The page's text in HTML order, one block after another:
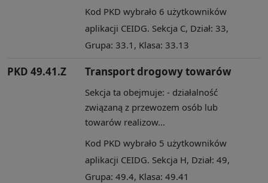
Kod PKD wybrało 6 użytkowników
aplikacji CEIDG. Sekcja C, Dział: 33,
Grupa: 33.1, Klasa: 33.13
PKD 49.41.Z Transport drogowy towarów
Sekcja ta obejmuje: - działalność
związaną z przewozem osób lub
towarów realizow...
Kod PKD wybrało 5 użytkowników
aplikacji CEIDG. Sekcja H, Dział: 49,
Grupa: 49.4, Klasa: 49.41